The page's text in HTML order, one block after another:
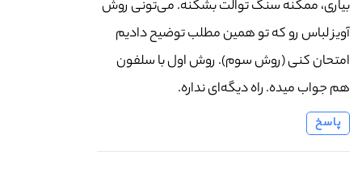
بیاری، ممکنه سنگ توالت بشکنه. می‌تونی روش
آویز لباس رو که تو همین مطلب توضیح دادیم
امتحان کنی (روش سوم). روش اول با سلفون
هم جواب میده. راه دیگه‌ای نداره.
پاسخ